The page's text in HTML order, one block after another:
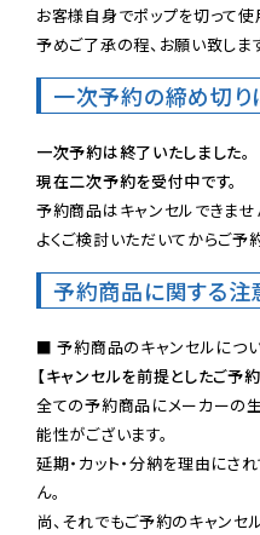
お客様自身でポップを切って使
予めご了承の程、お願い致します
一次予約の締め切り
一次予約は終了いたしました。
現在二次予約を受付中です。
予約商品はキャンセルできませ
よくご検討いただいてからご予
予約商品に関する注
【キャンセルを前提としたご予
全ての予約商品にメーカーの
能性がございます。
延期・カット・分納を理由にさ
ん。
尚、それでもご予約のキャン